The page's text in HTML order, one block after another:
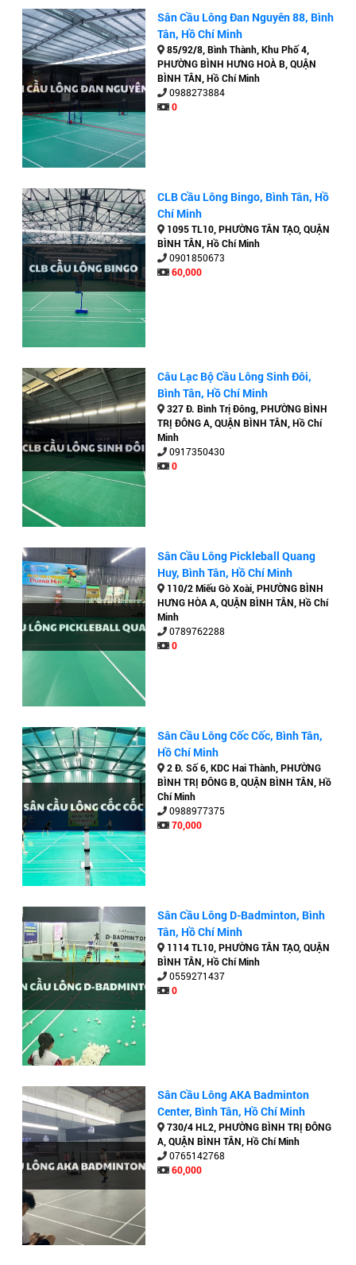
Sân Cầu Lông Đan Nguyên 88, Bình
Tân, Hồ Chí Minh
85/92/8, Bình Thành, Khu Phố 4,
PHƯỜNG BÌNH HƯNG HOÀ B, QUẬN
BÌNH TÂN, Hồ Chí Minh
0988273884
0
CLB Cầu Lông Bingo, Bình Tân, Hồ
Chí Minh
1095 TL10, PHƯỜNG TÂN TẠO, QUẬN
BÌNH TÂN, Hồ Chí Minh
0901850673
60,000
Câu Lạc Bộ Cầu Lông Sinh Đôi,
Bình Tân, Hồ Chí Minh
327 Đ. Bình Trị Đông, PHƯỜNG BÌNH
TRỊ ĐÔNG A, QUẬN BÌNH TÂN, Hồ Chí
Minh
0917350430
0
Sân Cầu Lông Pickleball Quang
Huy, Bình Tân, Hồ Chí Minh
110/2 Miếu Gò Xoài, PHƯỜNG BÌNH
HƯNG HÒA A, QUẬN BÌNH TÂN, Hồ Chí
Minh
0789762288
0
Sân Cầu Lông Cốc Cốc, Bình Tân,
Hồ Chí Minh
2 Đ. Số 6, KDC Hai Thành, PHƯỜNG
BÌNH TRỊ ĐÔNG B, QUẬN BÌNH TÂN, Hồ
Chí Minh
0988977375
70,000
Sân Cầu Lông D-Badminton, Bình
Tân, Hồ Chí Minh
1114 TL10, PHƯỜNG TÂN TẠO, QUẬN
BÌNH TÂN, Hồ Chí Minh
0559271437
0
Sân Cầu Lông AKA Badminton
Center, Bình Tân, Hồ Chí Minh
730/4 HL2, PHƯỜNG BÌNH TRỊ ĐÔNG
A, QUẬN BÌNH TÂN, Hồ Chí Minh
0765142768
60,000